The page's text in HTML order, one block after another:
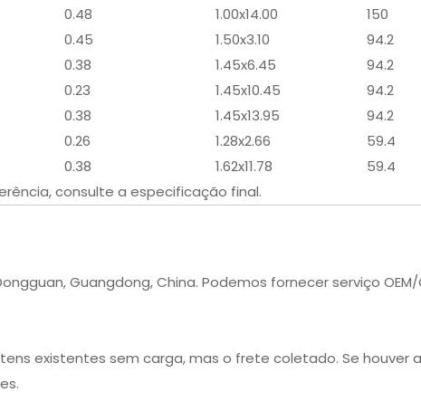
0.48 1.00x14.00
150
0.45 1.50x3.10
94.2
0.38 1.45x6.45
94.2
0.23 1.45x10.45
94.2
0.38 1.45x13.95
94.2
0.26 1.28x2.66
59.4
0.38 1.62x11.78
59.4
consulte a especificação final.
Guangdong, China. Podemos fornecer serviço
existentes sem carga, mas o frete coletado. Se houver